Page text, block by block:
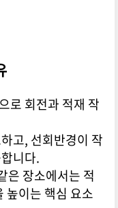
로 회전과 적재 작
고, 선회반경이 작
니다.
은 장소에서는 적
높이는 핵심 요소